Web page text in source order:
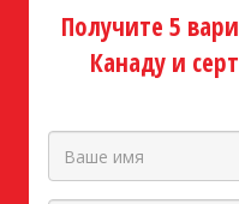
Получите 5
Канаду и